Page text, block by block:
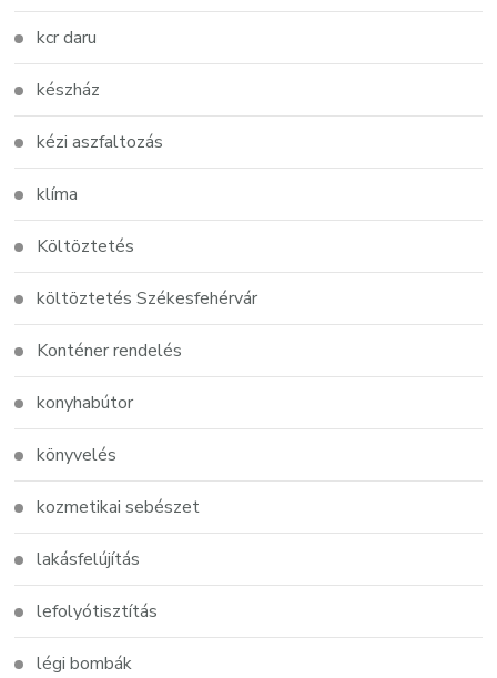
kcr daru
készház
kézi aszfaltozás
klíma
Költöztetés
költöztetés Székesfehérvár
Konténer rendelés
konyhabútor
könyvelés
kozmetikai sebészet
lakásfelújítás
lefolyótisztítás
légi bombák